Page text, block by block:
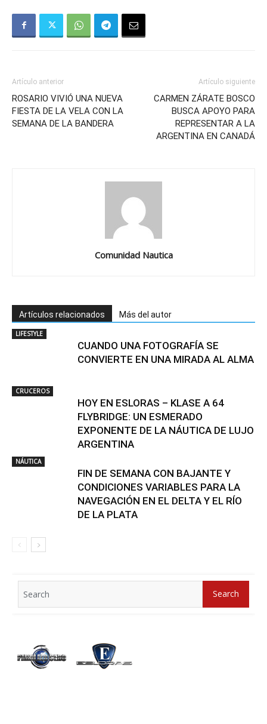
Artículo anterior
ROSARIO VIVIÓ UNA NUEVA
FIESTA DE LA VELA CON LA
SEMANA DE LA BANDERA
Artículo siguiente
CARMEN ZÁRATE BOSCO
BUSCA APOYO PARA
REPRESENTAR A LA
ARGENTINA EN CANADÁ
Comunidad Nautica
Artículos relacionados Más del autor
LIFESTYLE
CUANDO UNA FOTOGRAFÍA SE
CONVIERTE EN UNA MIRADA AL ALMA
CRUCEROS
HOY EN ESLORAS – KLASE A 64
FLYBRIDGE: UN ESMERADO
EXPONENTE DE LA NÁUTICA DE LUJO
ARGENTINA
NÁUTICA
FIN DE SEMANA CON BAJANTE Y
CONDICIONES VARIABLES PARA LA
NAVEGACIÓN EN EL DELTA Y EL RÍO
DE LA PLATA
for:
Search